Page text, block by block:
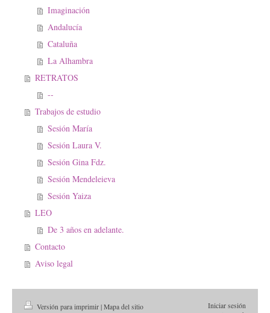
Imaginación
Andalucía
Cataluña
La Alhambra
RETRATOS
--
Trabajos de estudio
Sesión María
Sesión Laura V.
Sesión Gina Fdz.
Sesión Mendeleieva
Sesión Yaiza
LEO
De 3 años en adelante.
Contacto
Aviso legal
Versión para imprimir | Mapa del sitio
Iniciar sesión